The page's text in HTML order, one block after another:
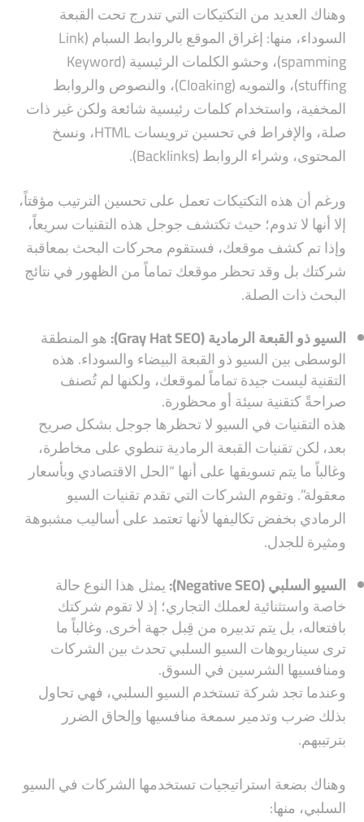
وهناك العديد من التكتيكات التي تندرج تحت القبعة
السوداء، منها: إغراق الموقع بالروابط السبام (Link
spamming)، وحشو الكلمات الرئيسية (Keyword
stuffing)، والتمويه (Cloaking)، والنصوص والروابط
المخفية، واستخدام كلمات رئيسية شائعة ولكن غير ذات
صلة، والإفراط في تحسين ترويسات HTML، ونسخ
المحتوى، وشراء الروابط (Backlinks).
ورغم أن هذه التكتيكات تعمل على تحسين الترتيب مؤقتاً،
إلا أنها لا تدوم؛ حيث تكتشف جوجل هذه التقنيات سريعاً،
وإذا تم كشف موقعك، فستقوم محركات البحث بمعاقبة
شركتك بل وقد تحظر موقعك تماماً من الظهور في نتائج
البحث ذات الصلة.
السيو ذو القبعة الرمادية (Gray Hat SEO):
هو المنطقة
الوسطى بين السيو ذو القبعة البيضاء والسوداء. هذه
التقنية ليست جيدة تماماً لموقعك، ولكنها لم تُصنف
صراحةً كتقنية سيئة أو محظورة.
هذه التقنيات في السيو لا تحظرها جوجل بشكل صريح
بعد، لكن تقنيات القبعة الرمادية تنطوي على مخاطرة،
وغالباً ما يتم تسويقها على أنها “الحل الاقتصادي وبأسعار
معقولة”. وتقوم الشركات التي تقدم تقنيات السيو
الرمادي بخفض تكاليفها لأنها تعتمد على أساليب مشبوهة
ومثيرة للجدل.
السيو السلبي (Negative SEO):
يمثل هذا النوع حالة
خاصة واستثنائية لعملك التجاري؛ إذ لا تقوم شركتك
بافتعاله، بل يتم تدبيره من قِبل جهة أخرى. وغالباً ما
ترى سيناريوهات السيو السلبي تحدث بين الشركات
ومنافسيها الشرسين في السوق.
وعندما تجد شركة تستخدم السيو السلبي، فهي تحاول
بذلك ضرب وتدمير سمعة منافسيها وإلحاق الضرر
بترتيبهم.
وهناك بضعة استراتيجيات تستخدمها الشركات في السيو
السلبي، منها: